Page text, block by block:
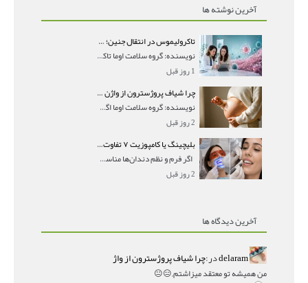
آخرین نوشته ها
تاکرولیموس در انتقال جنین؛ آیا شانس لانه‌گزینی را افزایش می‌دهد؟
نویسنده: گروه سلامت اوما تاکرولیموس در انتقال جنین
1 روز قبل
چرا شیاف پروژسترون از واژن بیرون می‌ریزد؟ میزان جذب و زمان صحیح مصرف
نویسنده: گروه سلامت اوما اگر بعد از گذاشتن شیاف پر
2 روز قبل
بلیچینگ یا کامپوزیت ۷ تفاوت مهم برای انتخاب درست
اگر فرم و نظم دندان‌ها مناسب است و مشکل
2 روز قبل
آخرین دیدگاه ها
delaramدر:چرا شیاف پروژسترون از واژ
من همیشه تو معتقد میزاشتم,,😑😐